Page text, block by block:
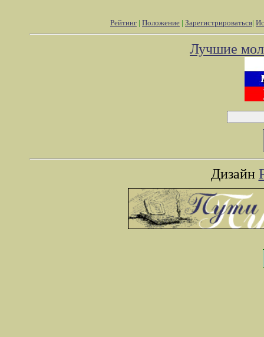
Рейтинг | Положение | Зарегистрироваться|
Лучшие
Дизайн